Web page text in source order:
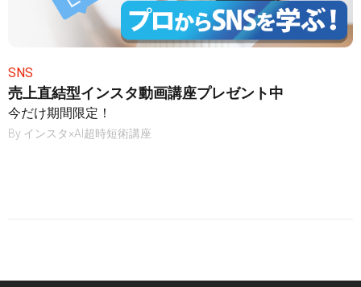
SNS
売上直結型インスタ動画講座プレゼント中
今だけ期間限定！
By インスタ×AI超時短術講座